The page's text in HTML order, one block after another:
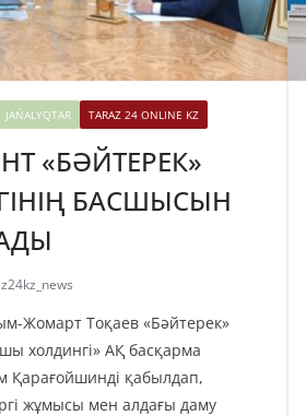
JAŃALYQTAR TARAZ 24 ONLINE KZ
«БӘЙТЕРЕК»
БАСШЫСЫН
Жомарт Тоқаев «Бәйтерек»
холдингі» АҚ басқарма
Қарағойшинді қабылдап,
жұмысы мен алдағы даму